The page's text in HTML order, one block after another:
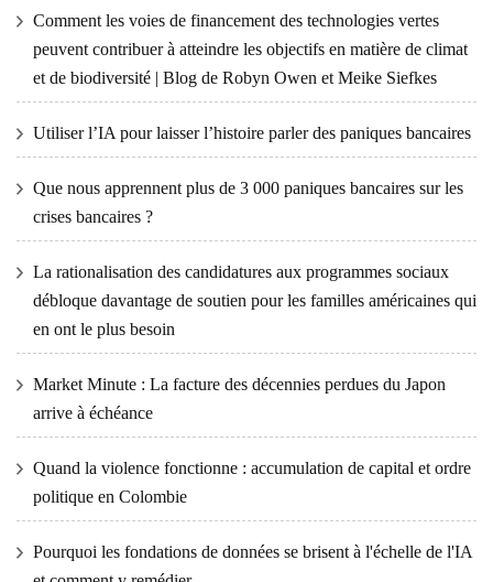
Comment les voies de financement des technologies vertes
peuvent contribuer à atteindre les objectifs en matière de climat
et de biodiversité | Blog de Robyn Owen et Meike Siefkes
Utiliser l’IA pour laisser l’histoire parler des paniques bancaires
Que nous apprennent plus de 3 000 paniques bancaires sur les
crises bancaires ?
La rationalisation des candidatures aux programmes sociaux
débloque davantage de soutien pour les familles américaines qui
en ont le plus besoin
Market Minute : La facture des décennies perdues du Japon
arrive à échéance
Quand la violence fonctionne : accumulation de capital et ordre
politique en Colombie
Pourquoi les fondations de données se brisent à l'échelle de l'IA